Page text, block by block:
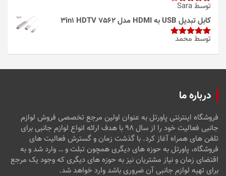
امتیاز4
از 5
توسط Sara
کابل تبدیل USB به HDMI مدل 3in1 HDTV 7562
امتیاز5از
توسط محمد
درباره ما
فروشگاه اینترنتی پاورتل به عنوان اولین مرجع تخصصی فروش لوازم
جانبی فعالیت خود را از سال ۹۸ با هدف ارائه انواع لوازم جانبی برای
تلفن های همراه آغاز کرد. با گذشت زمان و گسترش فعالیت های
فروشگاه، پاورتل به حوزه های دیگری همچون تبلت و … وارد شد و به
اقتضای زمان و نیاز مشتریان نیز به حوزه های دیگری که وجود یک مرجع
برای تهیه لوازم جانبی آن ضروری باشد وارد خواهد شد.